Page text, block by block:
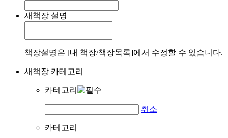
새책장 설명
책장설명은 [내 책장/책장목록]에서 수정할 수 있습니다.
새책장 카테고리
카테고리
취소
카테고리